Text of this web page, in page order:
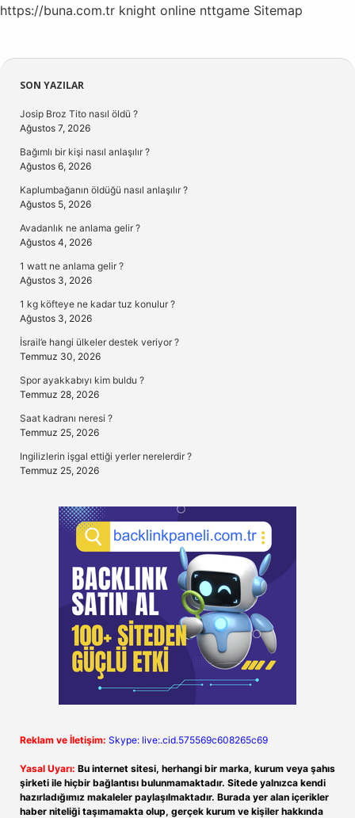
https://buna.com.tr knight online nttgame Sitemap
Sidebar
SON YAZILAR
Josip Broz Tito nasıl öldü ?
Ağustos 7, 2026
Bağımlı bir kişi nasıl anlaşılır ?
Ağustos 6, 2026
Kaplumbağanın öldüğü nasıl anlaşılır ?
Ağustos 5, 2026
Avadanlık ne anlama gelir ?
Ağustos 4, 2026
1 watt ne anlama gelir ?
Ağustos 3, 2026
1 kg köfteye ne kadar tuz konulur ?
Ağustos 3, 2026
İsrail’e hangi ülkeler destek veriyor ?
Temmuz 30, 2026
Spor ayakkabıyı kim buldu ?
Temmuz 28, 2026
Saat kadranı neresi ?
Temmuz 25, 2026
Ingilizlerin işgal ettiği yerler nerelerdir ?
Temmuz 25, 2026
Reklam ve İletişim: Skype: live:.cid.575569c608265c69
Yasal Uyarı: Bu internet sitesi, herhangi bir marka, kurum veya şahıs
şirketi ile hiçbir bağlantısı bulunmamaktadır. Sitede yalnızca kendi
hazırladığımız makaleler paylaşılmaktadır. Burada yer alan içerikler
haber niteliği taşımamakta olup, gerçek kurum ve kişiler hakkında